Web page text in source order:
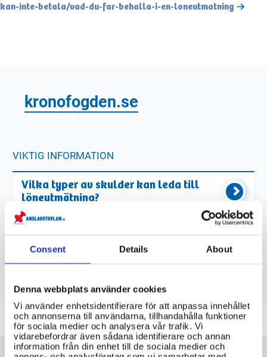
Consent Details About
Denna webbplats använder cookies
Vi använder enhetsidentifierare för att anpassa innehållet
och annonserna till användarna, tillhandahålla funktioner
för sociala medier och analysera vår trafik. Vi
vidarebefordrar även sådana identifierare och annan
information från din enhet till de sociala medier och
kan-inte-betala/vad-du-far-behalla-i-en-loneutmatning
kronofogden.se
VIKTIG INFORMATION
Vilka typer av skulder kan leda till
löneutmätning?
Hur fungerar löneutmätning i Sverige?
Finns det några undantag från